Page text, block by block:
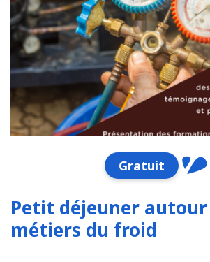
Gratuit
Petit déjeuner autour
métiers du froid